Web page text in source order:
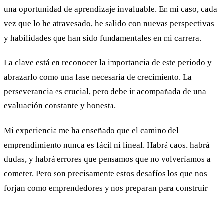
una oportunidad de aprendizaje invaluable. En mi caso, cada
vez que lo he atravesado, he salido con nuevas perspectivas
y habilidades que han sido fundamentales en mi carrera.
La clave está en reconocer la importancia de este periodo y
abrazarlo como una fase necesaria de crecimiento. La
perseverancia es crucial, pero debe ir acompañada de una
evaluación constante y honesta.
Mi experiencia me ha enseñado que el camino del
emprendimiento nunca es fácil ni lineal. Habrá caos, habrá
dudas, y habrá errores que pensamos que no volveríamos a
cometer. Pero son precisamente estos desafíos los que nos
forjan como emprendedores y nos preparan para construir